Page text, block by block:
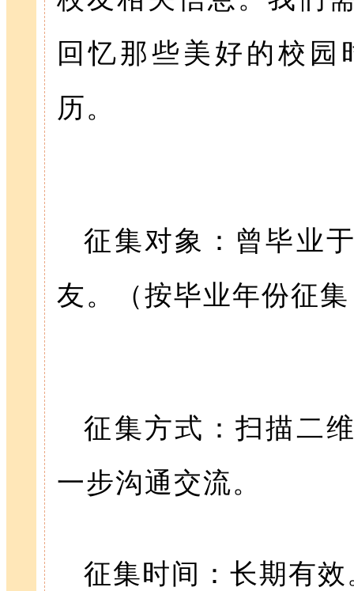
回忆那些美好的校
历。
征集对象：曾毕业
友。（按毕业年份征
征集方式：扫描二
一步沟通交流。
征集时间：长期有效